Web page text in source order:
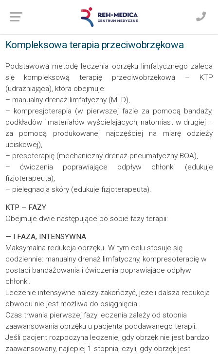
Kompleksowa terapia przeciwobrzękowa
Podstawową metodę leczenia obrzęku limfatycznego zaleca
się kompleksową terapię przeciwobrzękową – KTP
(udrażniająca), która obejmuje:
– manualny drenaż limfatyczny (MLD),
– kompresjoterapia (w pierwszej fazie za pomocą bandaży,
podkładów i materiałów wyścielających, natomiast w drugiej –
za pomocą produkowanej najczęściej na miarę odzieży
uciskowej),
– presoterapię (mechaniczny drenaż-pneumatyczny BOA),
– ćwiczenia poprawiające odpływ chłonki (edukuje
fizjoterapeuta),
– pielęgnacja skóry (edukuje fizjoterapeuta).
KTP – FAZY
Obejmuje dwie następujące po sobie fazy terapii:
— I FAZA, INTENSYWNA
Maksymalna redukcja obrzęku. W tym celu stosuje się
codziennie: manualny drenaż limfatyczny, kompresoterapię w
postaci bandażowania i ćwiczenia poprawiające odpływ
chłonki.
Leczenie intensywne należy zakończyć, jeżeli dalsza redukcja
obwodu nie jest możliwa do osiągnięcia.
Czas trwania pierwszej fazy leczenia zależy od stopnia
zaawansowania obrzęku u pacjenta poddawanego terapii.
Jeśli pacjent rozpoczyna leczenie, gdy obrzęk nie jest bardzo
zaawansowany, najlepiej 1 stopnia, czyli, gdy obrzęk jest